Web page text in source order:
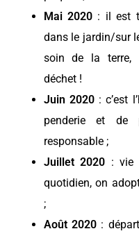
Mai 2020 : il est
dans le jardin/sur
soin de la terre,
déchet !
Juin 2020: c’est
penderie et de
responsable ;
Juillet 2020 : vie
quotidien, on
;
Août 2020: